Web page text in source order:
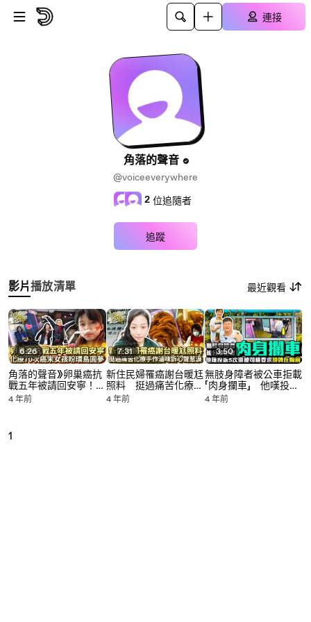
跳至主內容
連接
角落的聲音
@voiceeverywhere
2 位追隨者
追蹤
影片播放清單 最近觀看
6:26
角落的聲音》卵巢癌抗
戰五年被請回安寧！
化療70次癌末女孩盼
4 年前
7:31
新住民婦罹癌謝台暖尪
照料 挺過痛苦化療手
作滷味訴心聲惹淚｜中
4 年前
3:50
無肢身障者被公車拒載
「肉身攔車」 他嘆投訴
5次還被司機要求掛牌
4 年前
1